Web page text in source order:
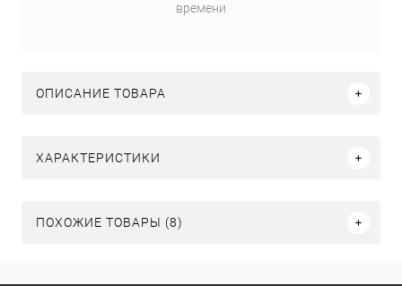
времени
ОПИСАНИЕ ТОВАРА
ХАРАКТЕРИСТИКИ
ПОХОЖИЕ ТОВАРЫ (8)